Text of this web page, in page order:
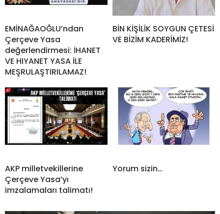
EMİNAĞAOĞLU’ndan
Çerçeve Yasa
değerlendirmesi: İHANET
VE HIYANET YASA İLE
MEŞRULAŞTIRILAMAZ!
BİN KİŞİLİK SOYGUN ÇETESİ
VE BİZİM KADERİMİZ!
AKP milletvekillerine
Çerçeve Yasa’yı
imzalamaları talimatı!
Yorum sizin…